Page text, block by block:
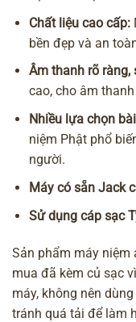
Chất liệu cao cấp:
bền đẹp và an
Âm thanh rõ ràng,
cao, cho âm
Nhiều lựa chọn
niệm Phật phổ
người.
Máy có sẵn Jack
Sử dụng cáp sạc
Sản phẩm máy niệm
mua đã kèm củ sạc
máy, không nên
tránh quá tải để làm